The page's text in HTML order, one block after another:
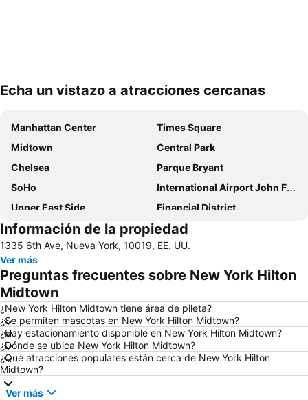
Echa un vistazo a atracciones cercanas
Manhattan Center
Times Square
Midtown
Central Park
Chelsea
Parque Bryant
SoHo
International Airport John F. Kennedy
Upper East Side
Financial District
Lower Manhattan
Long Island City
Lower East Side
Harlem
Madison Square Garden
Astoria
Battery Park City
Grand Central Terminal
Empire State Building
34th St Penn Station Metro Station
Fifth Avenue
Upper West Side
Fort Greene
Fort Greene Park
Aeropuerto Internacional Libertad de Newark
Información de la propiedad
1335 6th Ave, Nueva York, 10019, EE. UU.
Ver más
Preguntas frecuentes sobre New York Hilton
Midtown
¿New York Hilton Midtown tiene área de pileta?
¿Se permiten mascotas en New York Hilton Midtown?
¿Hay estacionamiento disponible en New York Hilton Midtown?
¿Dónde se ubica New York Hilton Midtown?
¿Qué atracciones populares están cerca de New York Hilton
Midtown?
Ver más